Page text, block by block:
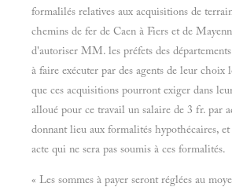
formalilés relatives aux acquisitions de
chemins de fer de Caen à Fiers et de
d'autoriser MM. les préfets des
à faire exécuter par des agents de leur choix
que ces acquisitions pourront exiger dans
alloué pour ce travail un salaire de 3 fr. par
donnant lieu aux formalités hypothécaires,
acte qui ne sera pas soumis à ces formalités.
« Les sommes à payer seront réglées au